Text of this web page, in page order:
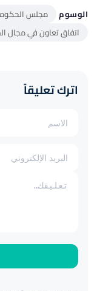
الوسوم
مجلس
اتفاق تعاون في مجال
اترك تعليقاً